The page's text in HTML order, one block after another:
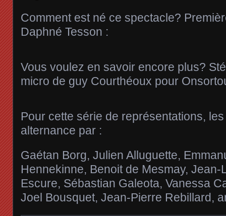
Comment est né ce spectacle?
Daphné Tesson :
Vous voulez en savoir encore plus?
micro de guy Courthéoux pour
Pour cette série de représentations,
alternance par :
Gaétan Borg, Julien Alluguette,
Hennekinne, Benoit de Mesmay, Jean-
Escure, Sébastian Galeota, Vanessa
Joel Bousquet, Jean-Pierre Rebillard,